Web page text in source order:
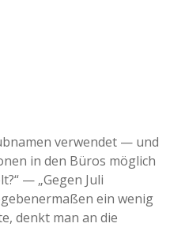
verwendet — und
in den Büros möglich
— „Gegen Juli
ein wenig
denkt man an die